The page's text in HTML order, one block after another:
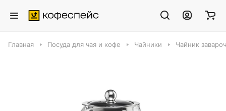
Главная Посуда для чая и кофе Чайники Чайник